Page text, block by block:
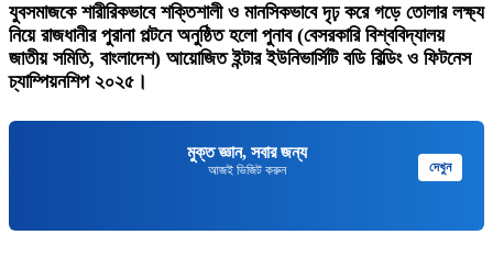
যুবসমাজকে শারীরিকভাবে শক্তিশালী ও মানসিকভাবে দৃঢ় করে গড়ে তোলার লক্ষ্য
নিয়ে রাজধানীর পুরানা পল্টনে অনুষ্ঠিত হলো পুনাব (বেসরকারি বিশ্ববিদ্যালয়
জাতীয় সমিতি, বাংলাদেশ) আয়োজিত ইন্টার ইউনিভার্সিটি বডি বিল্ডিং ও ফিটনেস
চ্যাম্পিয়নশিপ ২০২৫।
মুক্ত জ্ঞান, সবার জন্য
আজই ভিজিট করুন দেখুন